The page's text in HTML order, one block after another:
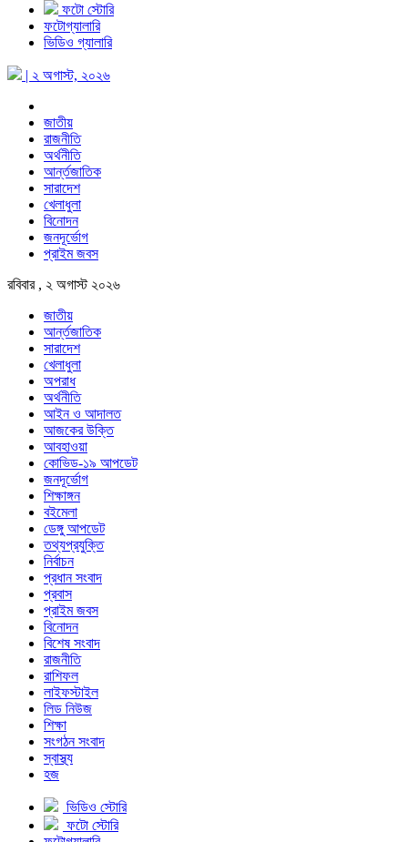
ফটো স্টোরি
ফটোগ্যালারি
ভিডিও গ্যালারি
| ২ অগাস্ট, ২০২৬
জাতীয়
রাজনীতি
অর্থনীতি
আর্ন্তজাতিক
সারাদেশ
খেলাধুলা
বিনোদন
জনদূর্ভোগ
প্রাইম জবস
রবিবার , ২ অগাস্ট ২০২৬
জাতীয়
আর্ন্তজাতিক
সারাদেশ
খেলাধুলা
অপরাধ
অর্থনীতি
আইন ও আদালত
আজকের উক্তি
আবহাওয়া
কোভিড-১৯ আপডেট
জনদূর্ভোগ
শিক্ষাঙ্গন
বইমেলা
ডেঙ্গু আপডেট
তথ্যপ্রযুক্তি
নির্বাচন
প্রধান সংবাদ
প্রবাস
প্রাইম জবস
বিনোদন
বিশেষ সংবাদ
রাজনীতি
রাশিফল
লাইফস্টাইল
লিড নিউজ
শিক্ষা
সংগঠন সংবাদ
স্বাস্থ্য
হজ
ভিডিও স্টোরি
ফটো স্টোরি